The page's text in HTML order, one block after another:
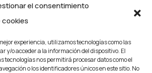
el consentimiento
cookies
experiencia, utilizamos tecnologías como las
y/o acceder a la información del dispositivo. El
tecnologías nos permitirá procesar datos como el
o los identificadores únicos en este sitio. No
Cubiertas para
Empresa
Noticias